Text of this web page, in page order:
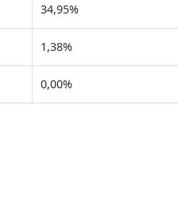
34,95%
1,38%
0,00%